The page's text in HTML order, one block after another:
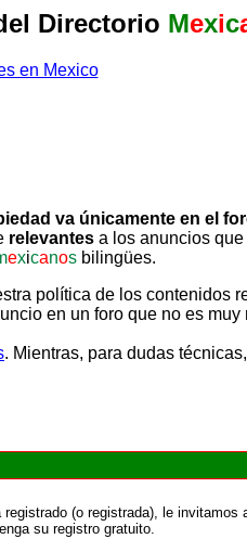
Directorio Mexic
va únicamente en el
relevantes a los anuncios
exicanos bilingües.
política de los contenidos
en un foro que no es muy
. Mientras, para dudas
(o registrada), le invitamos
su registro gratuito.